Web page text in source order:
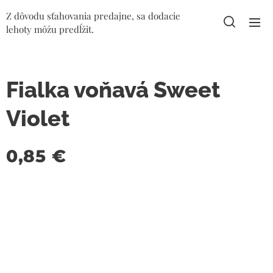
Z dôvodu sťahovania predajne, sa dodacie
lehoty môžu predĺžit.
Fialka voňavá Sweet
Violet
0,85 €